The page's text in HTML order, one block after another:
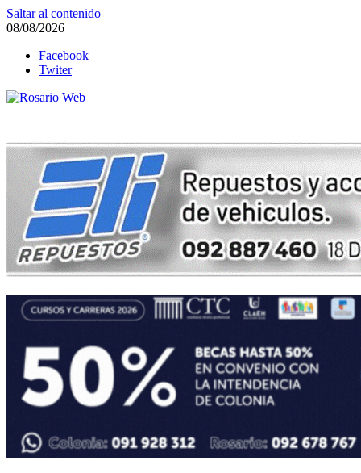
Saltar al contenido
08/08/2026
Facebook
Twiter